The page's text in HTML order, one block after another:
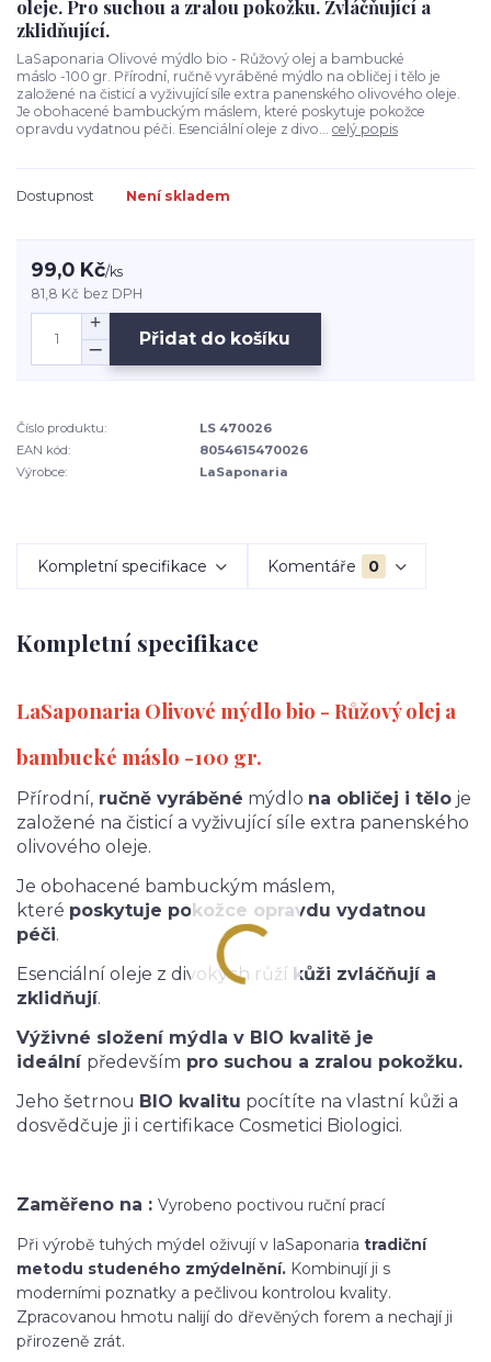
oleje. Pro suchou a zralou pokožku. Zvláčňující a
zklidňující.
LaSaponaria Olivové mýdlo bio - Růžový olej a bambucké
máslo -100 gr. Přírodní, ručně vyráběné mýdlo na obličej i tělo je
založené na čisticí a vyživující síle extra panenského olivového oleje.
Je obohacené bambuckým máslem, které poskytuje pokožce
opravdu vydatnou péči. Esenciální oleje z divo... celý popis
Dostupnost Není skladem
99,0 Kč/ks
81,8 Kč bez DPH
Přidat do košíku
Číslo produktu:
LS 470026
EAN kód:
8054615470026
Výrobce:
LaSaponaria
Kompletní specifikace Komentáře 0
Kompletní specifikace
LaSaponaria Olivové mýdlo bio - Růžový olej a
bambucké máslo -100 gr.
Přírodní, ručně vyráběné mýdlo na obličej i tělo je
založené na čisticí a vyživující síle extra panenského
olivového oleje.
Je obohacené bambuckým máslem,
které poskytuje pokožce opravdu vydatnou
péči.
Esenciální oleje z divokých růží kůži zvláčňují a
zklidňují.
Výživné složení mýdla v BIO kvalitě je
ideální především pro suchou a zralou pokožku.
Jeho šetrnou BIO kvalitu pocítíte na vlastní kůži a
dosvědčuje ji i certifikace Cosmetici Biologici.
Zaměřeno na : Vyrobeno poctivou ruční prací
Při výrobě tuhých mýdel oživují v laSaponaria tradiční
metodu studeného zmýdelnění. Kombinují ji s
moderními poznatky a pečlivou kontrolou kvality.
Zpracovanou hmotu nalijí do dřevěných forem a nechají ji
přirozeně zrát.